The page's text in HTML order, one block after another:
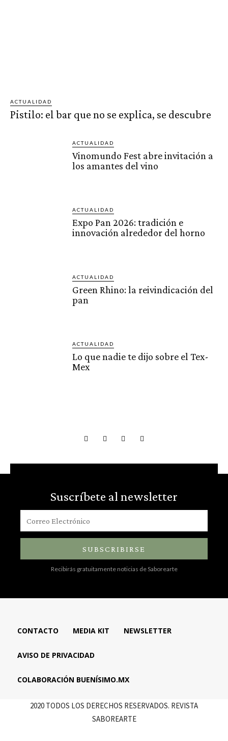
ACTUALIDAD
Pistilo: el bar que no se explica, se descubre
ACTUALIDAD
Vinomundo Fest abre invitación a
los amantes del vino
ACTUALIDAD
Expo Pan 2026: tradición e
innovación alrededor del horno
ACTUALIDAD
Green Rhino: la reivindicación del
pan
ACTUALIDAD
Lo que nadie te dijo sobre el Tex-
Mex
Suscríbete al newsletter
SUBSCRIBIRSE
Recibirás gratuitamente noticias de Saborearte
CONTACTO MEDIA KIT NEWSLETTER
AVISO DE PRIVACIDAD
COLABORACIÓN BUENÍSIMO.MX
2020 TODOS LOS DERECHOS RESERVADOS. REVISTA
SABOREARTE